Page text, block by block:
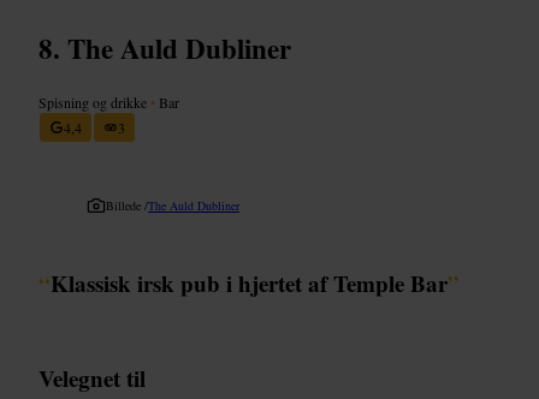
The Auld Dubliner
Spisning og drikke • Bar
4,4
3
Billede /The Auld Dubliner
“Klassisk irsk pub i hjertet af Temple Bar”
Velegnet til